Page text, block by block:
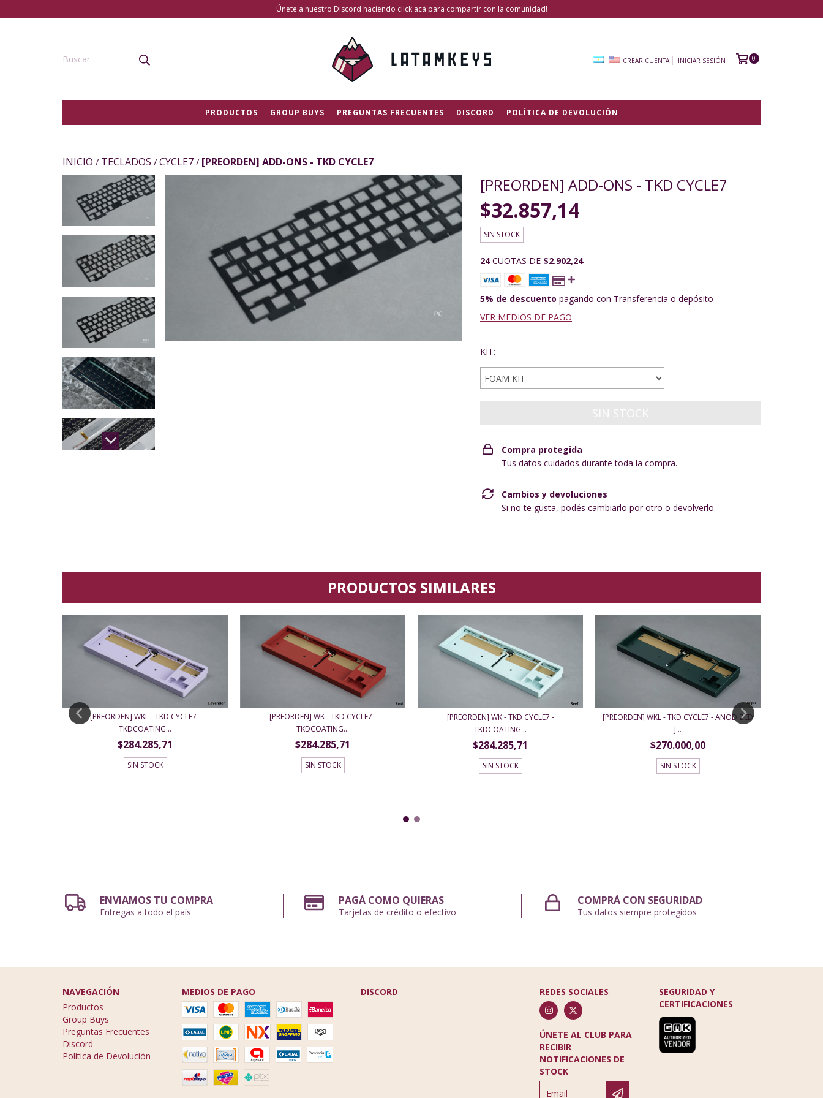
Únete a nuestro Discord haciendo click acá para compartir con la comunidad!
CREAR CUENTA INICIAR SESIÓN 0
PRODUCTOS GROUP BUYS PREGUNTAS FRECUENTES DISCORD POLÍTICA DE DEVOLUCIÓN
INICIO / TECLADOS / CYCLE7 / [PREORDEN] ADD-ONS - TKD CYCLE7
[PREORDEN] ADD-ONS - TKD CYCLE7
$32.857,14
SIN STOCK
24 CUOTAS DE $2.902,24
5% de descuento pagando con Transferencia o depósito
VER MEDIOS DE PAGO
KIT:
Compra protegida
Tus datos cuidados durante toda la compra.
Cambios y devoluciones
Si no te gusta, podés cambiarlo por otro o devolverlo.
PRODUCTOS SIMILARES
[PREORDEN] WKL - TKD CYCLE7 -
TKDCOATING...
$284.285,71
SIN STOCK
[PREORDEN] WK - TKD CYCLE7 -
TKDCOATING...
$284.285,71
SIN STOCK
[PREORDEN] WK - TKD CYCLE7 -
TKDCOATING...
$284.285,71
SIN STOCK
[PREORDEN] WKL - TKD CYCLE7 - ANODIZED
J...
$270.000,00
SIN STOCK
ENVIAMOS TU COMPRA
Entregas a todo el país
PAGÁ COMO QUIERAS
Tarjetas de crédito o efectivo
COMPRÁ CON SEGURIDAD
Tus datos siempre protegidos
NAVEGACIÓN
Productos
Group Buys
Preguntas Frecuentes
Discord
Política de Devolución
MEDIOS DE PAGO DISCORD REDES SOCIALES
ÚNETE AL CLUB PARA
RECIBIR
NOTIFICACIONES DE
STOCK
SEGURIDAD Y
CERTIFICACIONES